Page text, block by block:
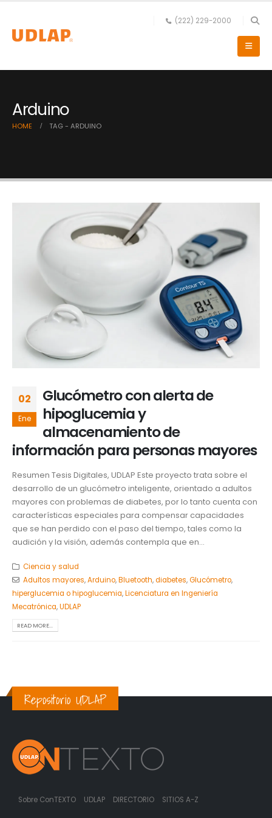
(222) 229-2000
Arduino
HOME TAG - ARDUINO
02
Ene
Glucómetro con alerta de
hipoglucemia y
almacenamiento de
información para personas mayores
Resumen Tesis Digitales, UDLAP Este proyecto trata sobre el
desarrollo de un glucómetro inteligente, orientado a adultos
mayores con problemas de diabetes, por lo tanto cuenta con
características especiales para compensar capacidades
que se han perdido con el paso del tiempo, tales como la
audición y la visión, además contempla que en...
Ciencia y salud
Adultos mayores,Arduino,Bluetooth,diabetes,Glucómetro,
hiperglucemia o hipoglucemia,Licenciatura en Ingeniería
Mecatrónica,UDLAP
READ MORE...
Repositorio UDLAP
Sobre ConTEXTO UDLAP DIRECTORIO SITIOS A-Z